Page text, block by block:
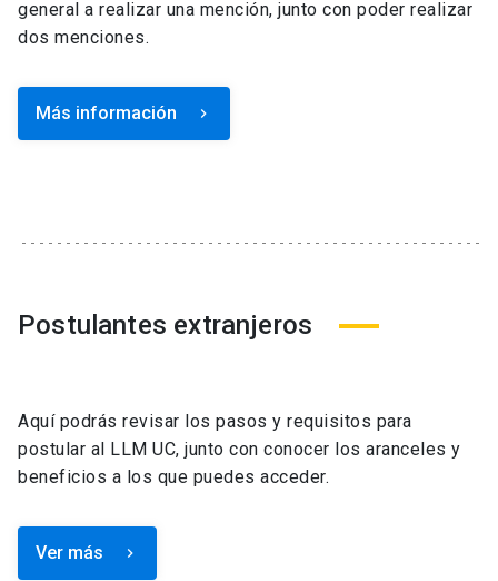
general a realizar una mención, junto con poder realizar
dos menciones.
Más información keyboard_arrow_right
Postulantes extranjeros
Aquí podrás revisar los pasos y requisitos para
postular al LLM UC, junto con conocer los aranceles y
beneficios a los que puedes acceder.
Ver más keyboard_arrow_right